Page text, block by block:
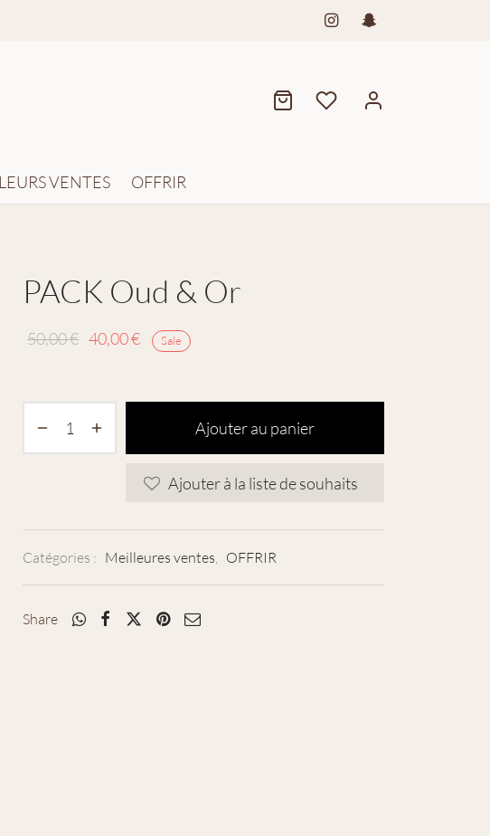
VENTES OFFRIR
PACK Oud & Or
Sale
50,00€ Le prix
50,00 €.
40,00€ Le prix
Ajouter au panier
Ajouter à la liste de souhaits
Catégories : Meilleures ventes OFFRIR
Share